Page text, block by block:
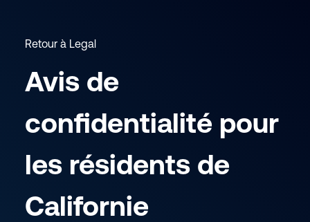
Retour à Legal
Avis de
confidentialité pour
les résidents de
Californie